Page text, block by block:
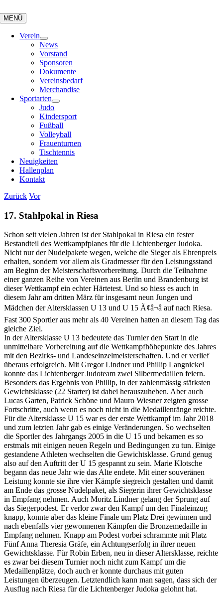
Inhalt
springen
MENÜ
Verein
News
Vorstand
Sponsoren
Dokumente
Vereinsbedarf
Merchandise
Sportarten
Judo
Kindersport
Fußball
Volleyball
Frauenturnen
Tischtennis
Neuigkeiten
Hallenplan
Kontakt
Zurück Vor
17. Stahlpokal in Riesa
Schon seit vielen Jahren ist der Stahlpokal in Riesa ein fester
Bestandteil des Wettkampfplanes für die Lichtenberger Judoka.
Nicht nur der Nudelpakete wegen, welche die Sieger als Ehrenpreis
erhalten, sondern vor allem als Gradmesser für den Leistungsstand
am Beginn der Meisterschaftsvorbereitung. Durch die Teilnahme
einer ganzen Reihe von Vereinen aus Berlin und Brandenburg ist
dieser Wettkampf ein echter Härtetest. Und so hiess es auch in
diesem Jahr am dritten März für insgesamt neun Jungen und
Mädchen der Altersklassen U 13 und U 15 Ã¢â¬â auf nach Riesa.
Fast 300 Sportler aus mehr als 40 Vereinen hatten an diesem Tag das
gleiche Ziel.
In der Altersklasse U 13 bedeutete das Turnier den Start in die
unmittelbare Vorbereitung auf die Wettkampfhöhepunkte des Jahres
mit den Bezirks- und Landeseinzelmeisterschaften. Und er verlief
überaus erfolgreich. Mit Gregor Lindner und Phillip Langnickel
konnte das Lichtenberger Judoteam zwei Silbermedaillen feiern.
Besonders das Ergebnis von Phillip, in der zahlenmässig stärksten
Gewichtsklasse (22 Starter) ist dabei herauszuheben. Aber auch
Lucas Garten, Patrick Schöne und Mauro Wiesner zeigten grosse
Fortschritte, auch wenn es noch nicht in die Medaillenränge reichte.
Für die Altersklasse U 15 war es der erste Wettkampf im Jahr 2018
und zum letzten Jahr gab es einige Veränderungen. So wechselten
die Sportler des Jahrgangs 2005 in die U 15 und bekamen es so
erstmals mit einigen neuen Regeln und Bedingungen zu tun. Einige
gestandene Athleten wechselten die Gewichtsklasse. Grund genug
also auf den Auftritt der U 15 gespannt zu sein. Marie Klotsche
begann das neue Jahr wie das Alte endete. Mit einer souveränen
Leistung konnte sie ihre vier Kämpfe siegreich gestalten und damit
am Ende das grosse Nudelpaket, als Siegerin ihrer Gewichtsklasse
in Empfang nehmen. Auch Moritz Lindner gelang der Sprung auf
das Siegerpodest. Er verlor zwar den Kampf um den Finaleinzug
knapp, konnte aber das kleine Finale um Platz Drei gewinnen und
nach ebenfalls vier gewonnenen Kämpfen die Bronzemedaille in
Empfang nehmen. Knapp am Podest vorbei schrammte mit Platz
Fünf Anna Theresia Gräfe, ein Achtungserfolg in ihrer neuen
Gewichtsklasse. Für Robin Erben, neu in dieser Altersklasse, reichte
es zwar bei diesem Turnier noch nicht zum Kampf um die
Medaillenplätze, doch auch er konnte durchaus mit guten
Leistungen überzeugen. Letztendlich kann man sagen, dass sich der
Ausflug nach Riesa für die Lichtenberger Judoka gelohnt hat.